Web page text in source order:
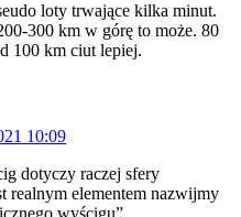
loty trwające kilka minut.
300 km w górę to może. 80
100 km ciut lepiej.
10:09
dotyczy raczej sfery
realnym elementem nazwijmy